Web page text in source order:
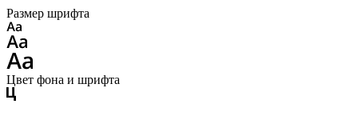
Размер шрифта
Цвет фона и шрифта